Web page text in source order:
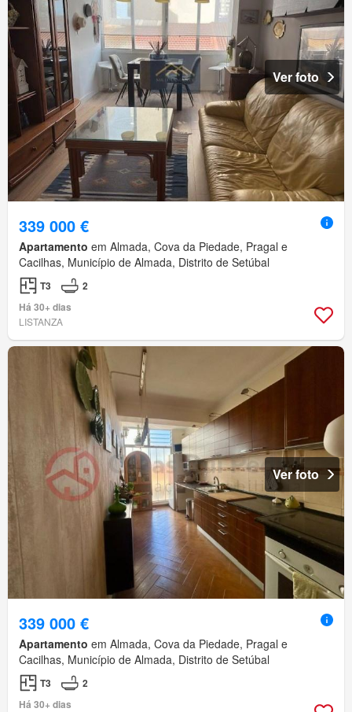
Ver foto
339 000 €
Apartamento em Almada, Cova da Piedade, Pragal e
Cacilhas, Município de Almada, Distrito de Setúbal
T3
2
Há 30+ dias
LISTANZA
Ver foto
339 000 €
Apartamento em Almada, Cova da Piedade, Pragal e
Cacilhas, Município de Almada, Distrito de Setúbal
T3
2
Há 30+ dias